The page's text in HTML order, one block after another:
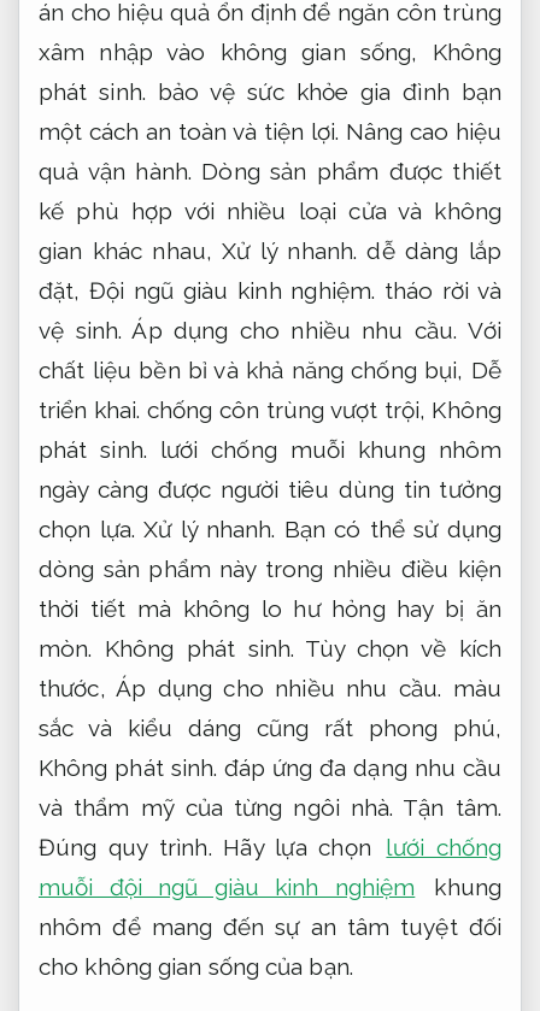
kế phù hợp với nhiều loại cửa và không
gian khác nhau,Xử lý nhanh. dễ dàng lắp
đặt, Đội ngũ giàu kinh nghiệm.tháo rời và
vệ sinh.Áp dụng cho nhiều nhu cầu.Với
chất liệu bền bỉ và khả năng chống bụi,Dễ
triển khai.chống côn trùng vượt trội, Không
phát sinh. lưới chống muỗi khung nhôm
ngày càng được người tiêu dùng tin tưởng
chọn lựa.Xử lý nhanh.Bạn có thể sử dụng
dòng sản phẩm này trong nhiều điều kiện
thời tiết mà không lo hư hỏng hay bị ăn
mòn.Không phát sinh.Tùy chọn về kích
thước,Áp dụng cho nhiều nhu cầu.màu
sắc và kiểu dáng cũng rất phong phú,
Không phát sinh. đáp ứng đa dạng nhu cầu
và thẩm mỹ của từng ngôi nhà.Tận tâm.
Đúng quy trình.Hãy lựa chọnlưới chống
muỗi đội ngũ giàu kinh nghiệmkhung
nhôm để mang đến sự an tâm tuyệt đối
cho không gian sống của bạn.
Kế hoạch. Xử lý nhanh.
Lưới chống muỗi dán tường